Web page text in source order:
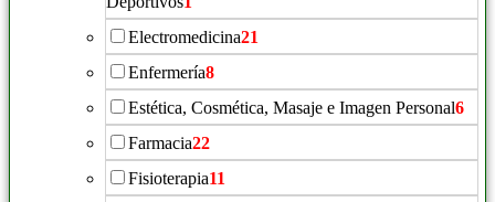
Electromedicina21
Enfermería8
Estética, Cosmética, Masaje e Imagen Personal6
Farmacia22
Fisioterapia11